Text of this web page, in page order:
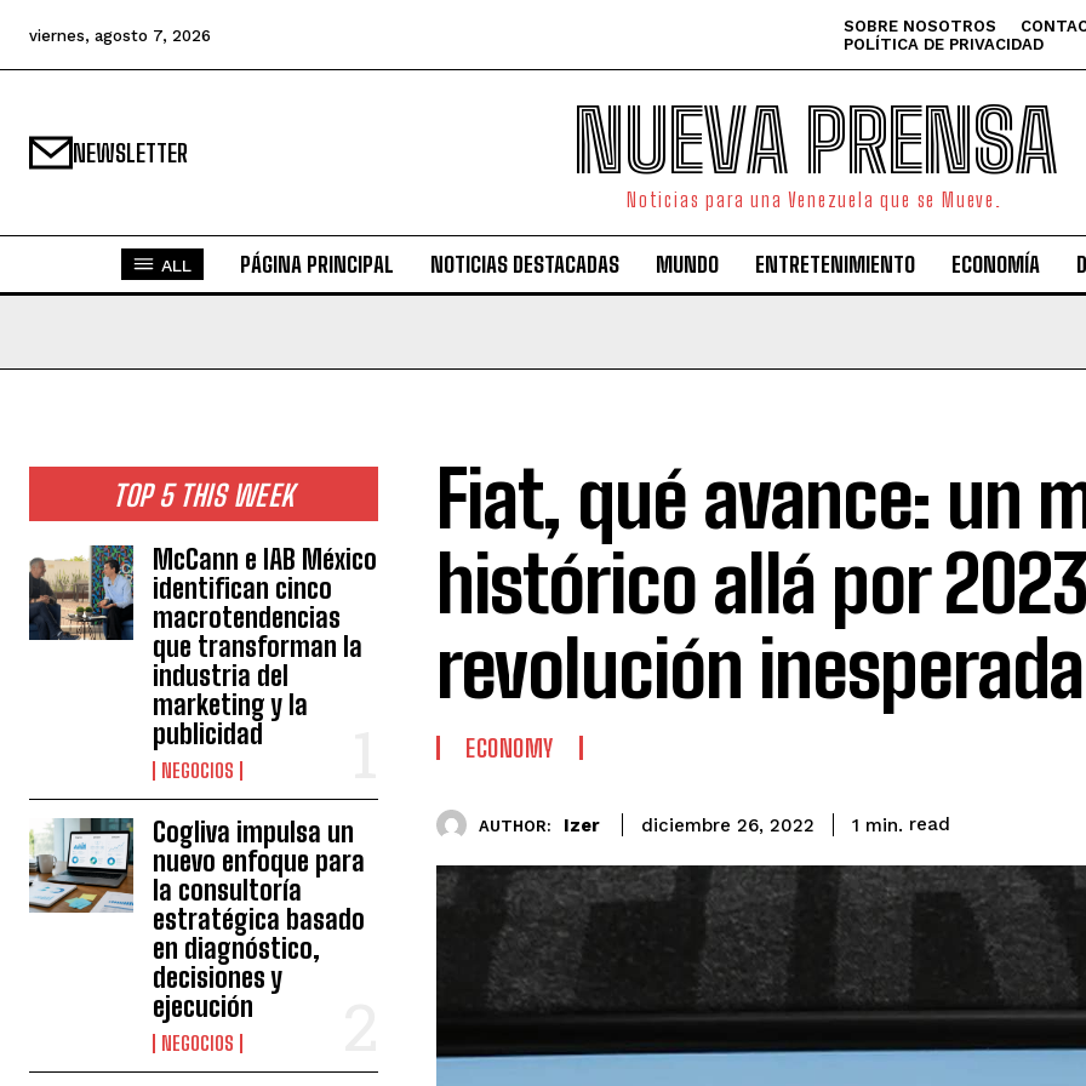
viernes, agosto 7, 2026 SOBRE NOSOTROS
POLÍTICA DE PRIVACIDAD
NEWSLETTER NUEVA PRENSA
Noticias para una Venezuela que se Mueve.
ALL PÁGINA PRINCIPAL NOTICIAS DESTACADAS MUNDO ENTRETENIMIENTO ECONOMÍA
TOP 5 THIS WEEK
McCann e IAB México
identifican cinco
macrotendencias
que transforman la
industria del
marketing y la
publicidad
NEGOCIOS
Cogliva impulsa un
nuevo enfoque para
la consultoría
estratégica basado
en diagnóstico,
decisiones y
ejecución
NEGOCIOS
Fiat, qué avance: un
histórico allá por
revolución inesperada
ECONOMY
AUTHOR: Izer diciembre 26, 2022 1 min. read